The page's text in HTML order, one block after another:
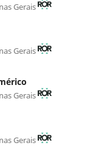
Gerais
Gerais
Gerais
Gerais